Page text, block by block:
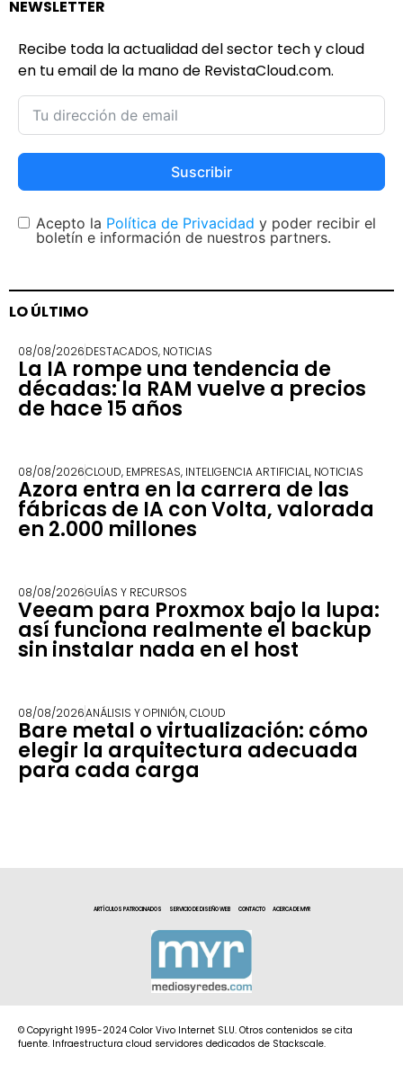
NEWSLETTER
Recibe toda la actualidad del sector tech y cloud
en tu email de la mano de RevistaCloud.com.
Suscribir
Acepto la Política de Privacidad y poder recibir el
boletín e información de nuestros partners.
LO ÚLTIMO
08/08/2026DESTACADOS, NOTICIAS
La IA rompe una tendencia de
décadas: la RAM vuelve a precios
de hace 15 años
08/08/2026CLOUD, EMPRESAS, INTELIGENCIA ARTIFICIAL, NOTICIAS
Azora entra en la carrera de las
fábricas de IA con Volta, valorada
en 2.000 millones
08/08/2026GUÍAS Y RECURSOS
Veeam para Proxmox bajo la lupa:
así funciona realmente el backup
sin instalar nada en el host
08/08/2026ANÁLISIS Y OPINIÓN,CLOUD
Bare metal o virtualización: cómo
elegir la arquitectura adecuada
para cada carga
ARTÍCULOS PATROCINADOS SERVICIO DE DISEÑO WEB CONTACTO ACERCA DE MYR
© Copyright 1995-2024 Color Vivo Internet SLU. Otros contenidos se cita
fuente. Infraestructura cloud servidores dedicados de Stackscale.